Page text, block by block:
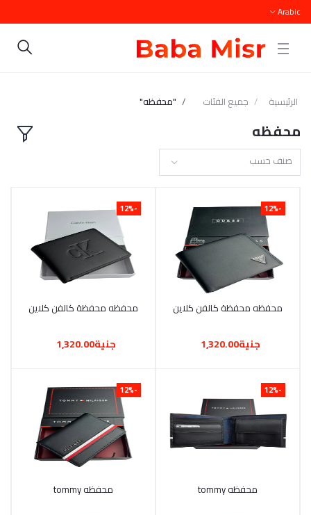
Arabic
الرئيسية جميع الفئات "محفظه"
محفظه
صنف حسب
-12%
أضف إلى السلة
محفظه محفظة كالفن كلاين
جنية1,320.00
-12%
أضف إلى السلة
محفظه محفظة كالفن كلاين
جنية1,320.00
-12%
أضف إلى السلة
محفظه tommy
-12%
أضف إلى السلة
محفظه tommy